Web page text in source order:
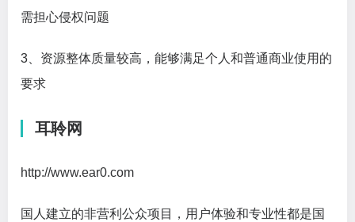
需担心侵权问题
3、资源整体质量较高，能够满足个人和普通商业使用的
要求
耳聆网
http://www.ear0.com
国人建立的非营利公众项目，用户体验和专业性都是国